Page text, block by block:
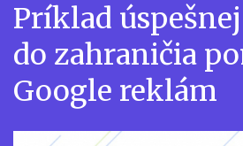
Príklad
do zahraničia
Google reklám